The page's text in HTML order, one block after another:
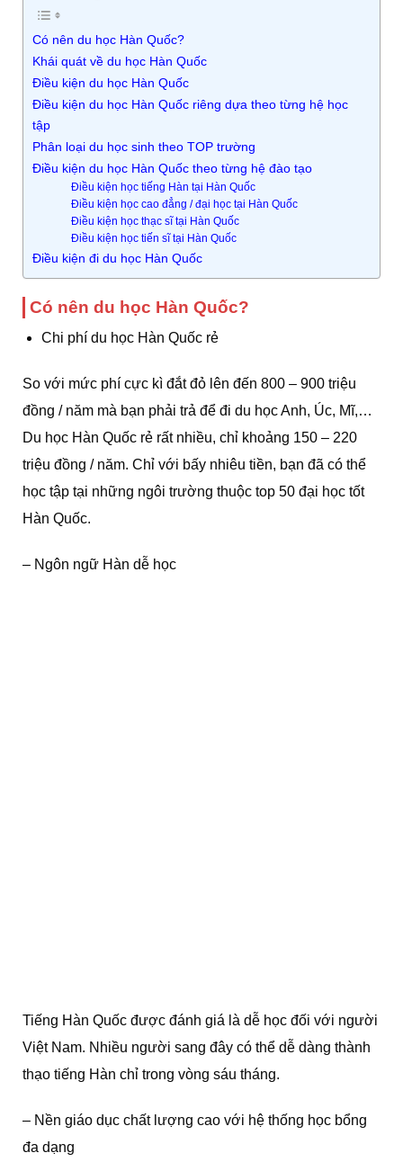
Có nên du học Hàn Quốc?
Khái quát về du học Hàn Quốc
Điều kiện du học Hàn Quốc
Điều kiện du học Hàn Quốc riêng dựa theo từng hệ học
tập
Phân loại du học sinh theo TOP trường
Điều kiện du học Hàn Quốc theo từng hệ đào tạo
Điều kiện học tiếng Hàn tại Hàn Quốc
Điều kiện học cao đẳng / đại học tại Hàn Quốc
Điều kiện học thạc sĩ tại Hàn Quốc
Điều kiện học tiến sĩ tại Hàn Quốc
Điều kiện đi du học Hàn Quốc
Có nên du học Hàn Quốc?
Chi phí du học Hàn Quốc rẻ
So với mức phí cực kì đắt đỏ lên đến 800 – 900 triệu
đồng / năm mà bạn phải trả để đi du học Anh, Úc, Mĩ,…
Du học Hàn Quốc rẻ rất nhiều, chỉ khoảng 150 – 220
triệu đồng / năm. Chỉ với bấy nhiêu tiền, bạn đã có thể
học tập tại những ngôi trường thuộc top 50 đại học tốt
Hàn Quốc.
– Ngôn ngữ Hàn dễ học
Tiếng Hàn Quốc được đánh giá là dễ học đối với người
Việt Nam. Nhiều người sang đây có thể dễ dàng thành
thạo tiếng Hàn chỉ trong vòng sáu tháng.
– Nền giáo dục chất lượng cao với hệ thống học bổng
đa dạng